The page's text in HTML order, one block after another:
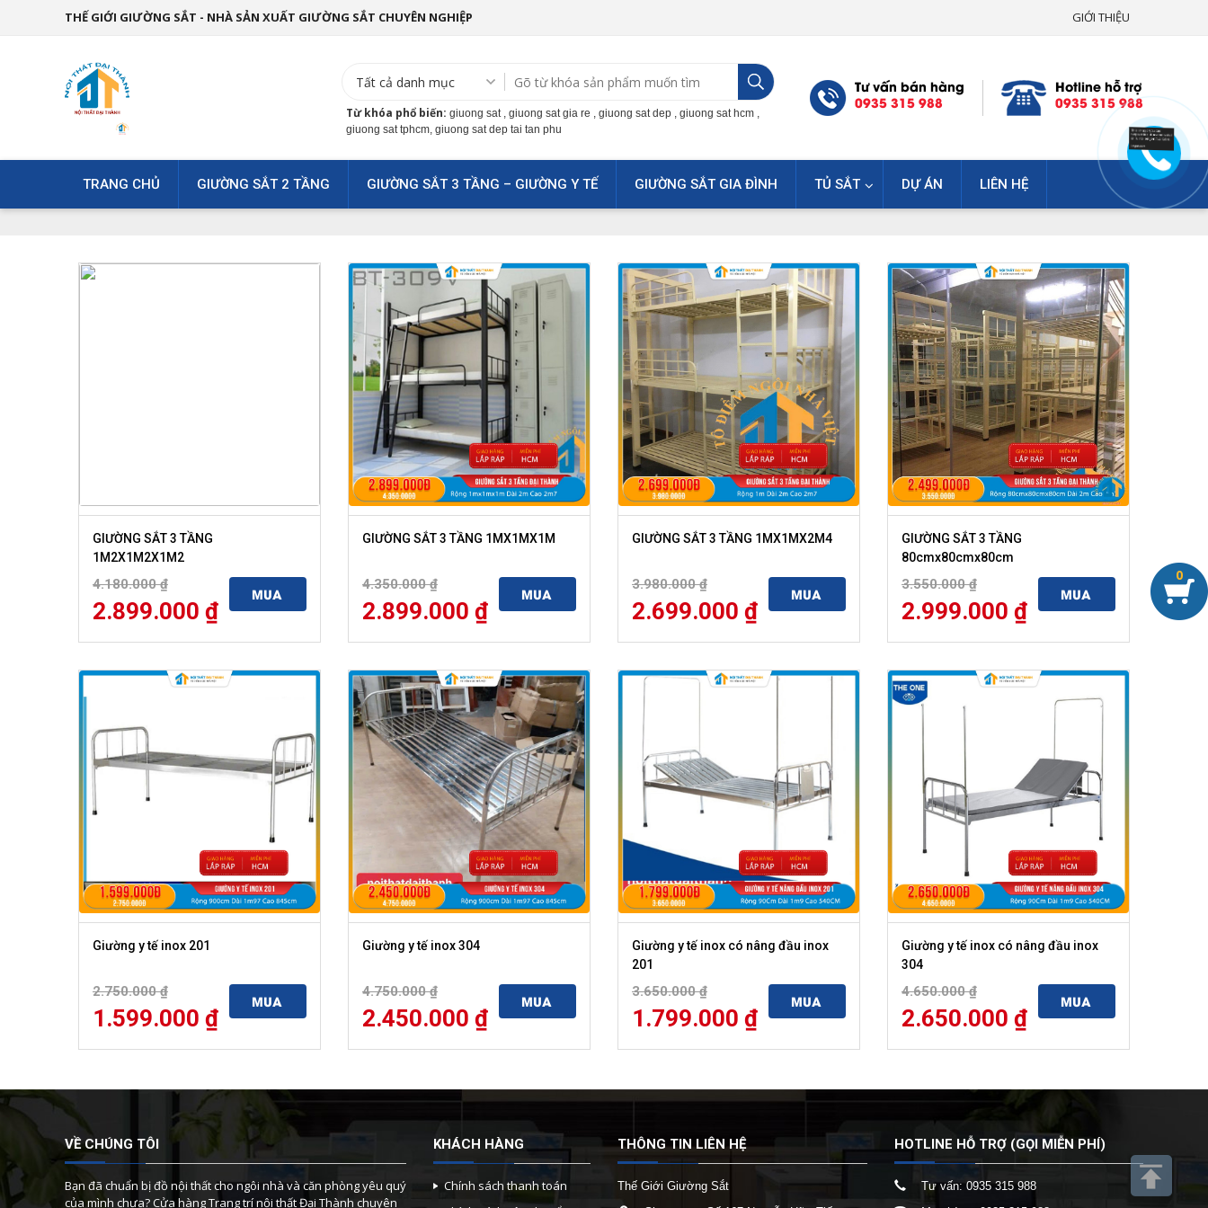
THẾ GIỚI GIƯỜNG SẮT - NHÀ SẢN XUẤT GIƯỜNG SẮT CHUYÊN NGHIỆP GIỚI THIỆU
Từ khóa phổ biến: giuong sat , giuong sat gia re , giuong sat dep , giuong sat hcm ,
giuong sat tphcm, giuong sat dep tai tan phu
Tư vấn bán hàng
0935 315 988
Hotline hỗ trợ
0935 315 988
TRANG CHỦ GIƯỜNG SẮT 2 TẦNG GIƯỜNG SẮT 3 TẦNG – GIƯỜNG Y TẾ GIƯỜNG SẮT GIA ĐÌNH TỦ SẮT DỰ ÁN LIÊN HỆ
GIƯỜNG SẮT 3 TẦNG
1M2X1M2X1M2
4.180.000₫
2.899.000 ₫
MUA
GIƯỜNG SẮT 3 TẦNG 1MX1MX1M
4.350.000₫
2.899.000 ₫
MUA
GIƯỜNG SẮT 3 TẦNG 1MX1MX2M4
3.980.000₫
2.699.000 ₫
MUA
GIƯỜNG SẮT 3 TẦNG
80cmx80cmx80cm
3.550.000₫
2.999.000 ₫
MUA
Giường y tế inox 201
2.750.000₫
1.599.000 ₫
MUA
Giường y tế inox 304
4.750.000₫
2.450.000 ₫
MUA
Giường y tế inox có nâng đầu inox
201
3.650.000₫
1.799.000 ₫
MUA
Giường y tế inox có nâng đầu inox
304
4.650.000₫
2.650.000 ₫
MUA
VỀ CHÚNG TÔI
Bạn đã chuẩn bị đồ nội thất cho ngôi nhà và căn phòng yêu quý
của mình chưa? Cửa hàng Trang trí nội thất Đại Thành chuyên
KHÁCH HÀNG
Chính sách thanh toán
THÔNG TIN LIÊN HỆ
Thế Giới Giường Sắt
HOTLINE HỖ TRỢ (GỌI MIỄN PHÍ)
Tư vấn:0935 315 988
0